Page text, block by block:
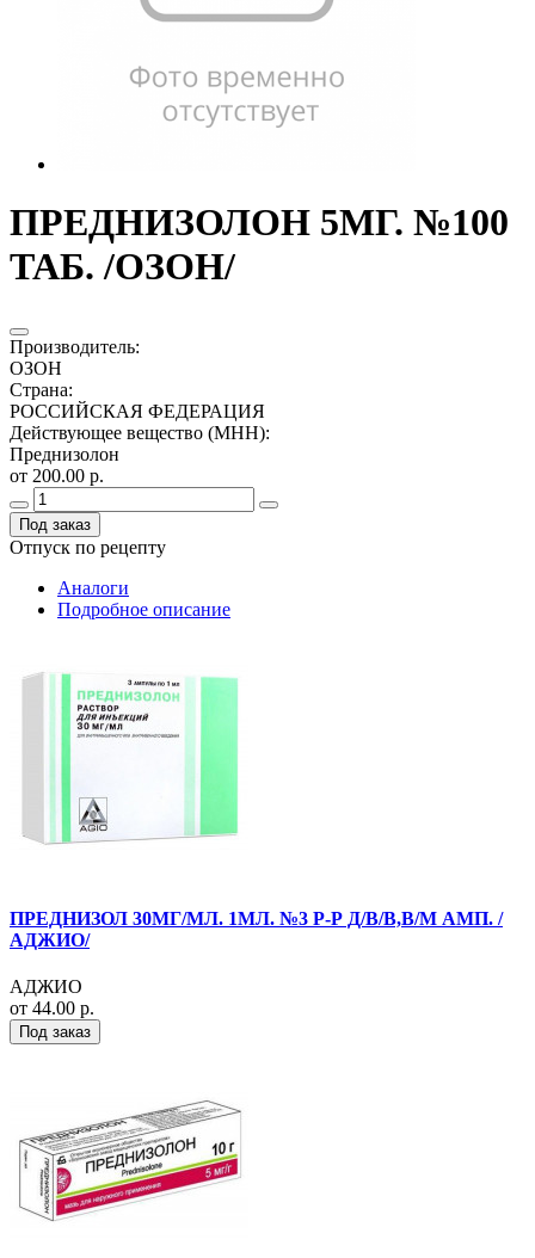
ПРЕДНИЗОЛОН 5МГ. №100
ТАБ. /ОЗОН/
Производитель:
ОЗОН
Страна:
РОССИЙСКАЯ ФЕДЕРАЦИЯ
Действующее вещество (МНН):
Преднизолон
от 200.00 р.
Под заказ
Отпуск по рецепту
Аналоги
Подробное описание
ПРЕДНИЗОЛ 30МГ/МЛ. 1МЛ. №3 Р-Р Д/В/В,В/М АМП. /
АДЖИО/
АДЖИО
от 44.00 р.
Под заказ